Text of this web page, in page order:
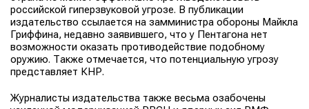
российской гиперзвуковой угрозе. В публикации
издательство ссылается на замминистра обороны Майкла
Гриффина, недавно заявившего, что у Пентагона нет
возможности оказать противодействие подобному
оружию. Также отмечается, что потенциальную угрозу
представляет КНР.
Журналисты издательства также весьма озабочены